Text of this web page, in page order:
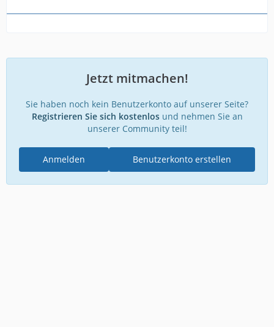
Jetzt mitmachen!
Sie haben noch kein Benutzerkonto auf unserer Seite?
Registrieren Sie sich kostenlosund nehmen Sie an
unserer Community teil!
Benutzerkonto erstellen
Anmelden